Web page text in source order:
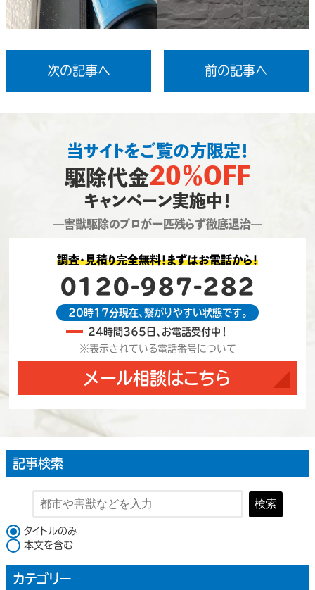
次の記事へ 前の記事へ
当サイトをご覧の方限定！
駆除代金20％OFF
キャンペーン実施中！
―害獣駆除のプロが一匹残らず徹底退治―
調査・見積り完全無料！まずはお電話から！
0120-987-282
20時17分現在、繋がりやすい状態です。
24時間365日、お電話受付中！
※表示されている電話番号について
メール相談はこちら
記事検索
検索
検索対象
タイトルのみ
本文を含む
カテゴリー